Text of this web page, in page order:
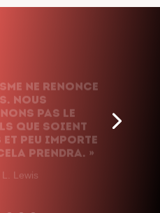
Nous
pas le
que soient
peu importe
prendra. »